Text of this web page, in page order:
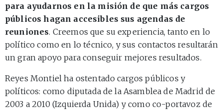
para ayudarnos en la misión de que más cargos
públicos hagan accesibles sus agendas de
reuniones. Creemos que su experiencia, tanto en lo
político como en lo técnico, y sus contactos resultarán
un gran apoyo para conseguir mejores resultados.
Reyes Montiel ha ostentado cargos públicos y
políticos: como diputada de la Asamblea de Madrid de
2003 a 2010 (Izquierda Unida) y como co-portavoz de